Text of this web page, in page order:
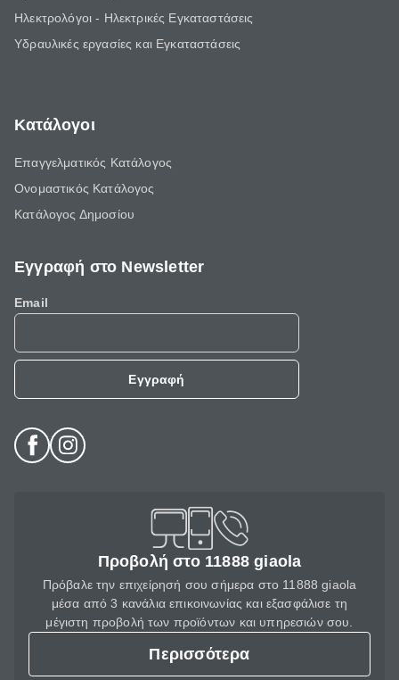
Ηλεκτρολόγοι - Ηλεκτρικές Εγκαταστάσεις
Υδραυλικές εργασίες και Εγκαταστάσεις
Κατάλογοι
Επαγγελματικός Κατάλογος
Ονομαστικός Κατάλογος
Κατάλογος Δημοσίου
Εγγραφή στο Newsletter
Email
Εγγραφή
Προβολή στο 11888 giaola
Πρόβαλε την επιχείρησή σου σήμερα στο 11888 giaola
μέσα από 3 κανάλια επικοινωνίας και εξασφάλισε τη
μέγιστη προβολή των προϊόντων και υπηρεσιών σου.
Περισσότερα